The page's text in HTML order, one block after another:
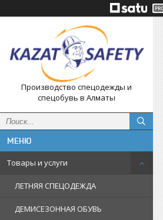
Производство спецодежды и
спецобувь в Алматы
Товары и услуги
ЛЕТНЯЯ СПЕЦОДЕЖДА
ДЕМИСЕЗОННАЯ ОБУВЬ